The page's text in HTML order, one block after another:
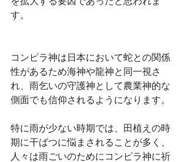
す。
コンピラ神は日本において蛇との関係
性があるため海神や龍神と同一視さ
れ、雨乞いの守護神として農業神的な
側面でも信仰されるようになります。
特に雨が少ない時期では、田植えの時
期に干ばつに悩まされることが多く、
人々は雨ごいのためにコンピラ神に祈